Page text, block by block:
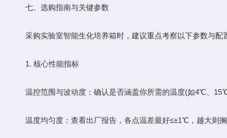
七、选购指南与关键参数
采购实验室智能生化培养箱时，建议重点考察以下参数与配
1. 核心性能指标
温控范围与波动度：确认是否涵盖你所需的温度(如4℃、
温度均匀度：查看出厂报告，各点温差最好≤±1℃，越大则搁